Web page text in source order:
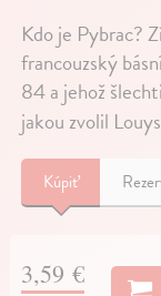
Kdo je Pybrac?
francouzský
84 a jehož
jakou zvolil
Kúpiť
3,59 €